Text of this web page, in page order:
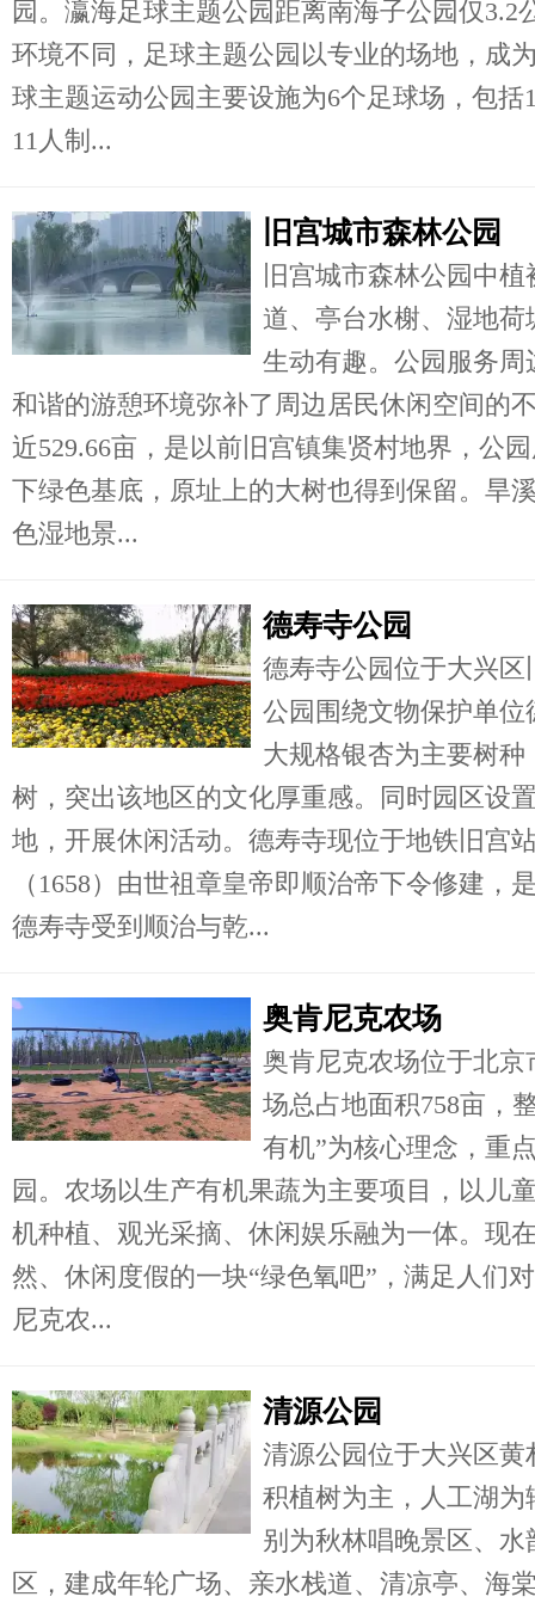
园。瀛海足球主题公园距离南海子公园仅3.2
环境不同，足球主题公园以专业的场地，成
球主题运动公园主要设施为6个足球场，包括
11人制...
旧宫城市森林公园
旧宫城市森林公园中
道、亭台水榭、湿地
生动有趣。公园服务
和谐的游憩环境弥补了周边居民休闲空间的
近529.66亩，是以前旧宫镇集贤村地界，公
下绿色基底，原址上的大树也得到保留。旱
色湿地景...
德寿寺公园
德寿寺公园位于大兴
公园围绕文物保护单
大规格银杏为主要树
树，突出该地区的文化厚重感。同时园区设
地，开展休闲活动。德寿寺现位于地铁旧宫
（1658）由世祖章皇帝即顺治帝下令修建，
德寿寺受到顺治与乾...
奥肯尼克农场
奥肯尼克农场位于北
场总占地面积758亩，
有机”为核心理念，重
园。农场以生产有机果蔬为主要项目，以儿
机种植、观光采摘、休闲娱乐融为一体。现
然、休闲度假的一块“绿色氧吧”，满足人们
尼克农...
清源公园
清源公园位于大兴区
积植树为主，人工湖
别为秋林唱晚景区、
区，建成年轮广场、亲水栈道、清凉亭、海